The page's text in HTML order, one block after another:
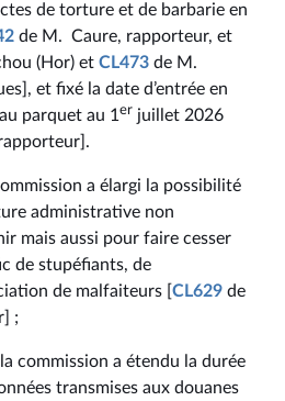
de torture et de barbarie en
de M. Caure, rapporteur, et
(Hor) et CL473 de M.
et fixé la date d’entrée en
parquet au 1 er juillet 2026
a élargi la possibilité
administrative non
mais aussi pour faire cesser
de stupéfiants, de
de malfaiteurs [ CL629 de
;
commission a étendu la durée
transmises aux douanes